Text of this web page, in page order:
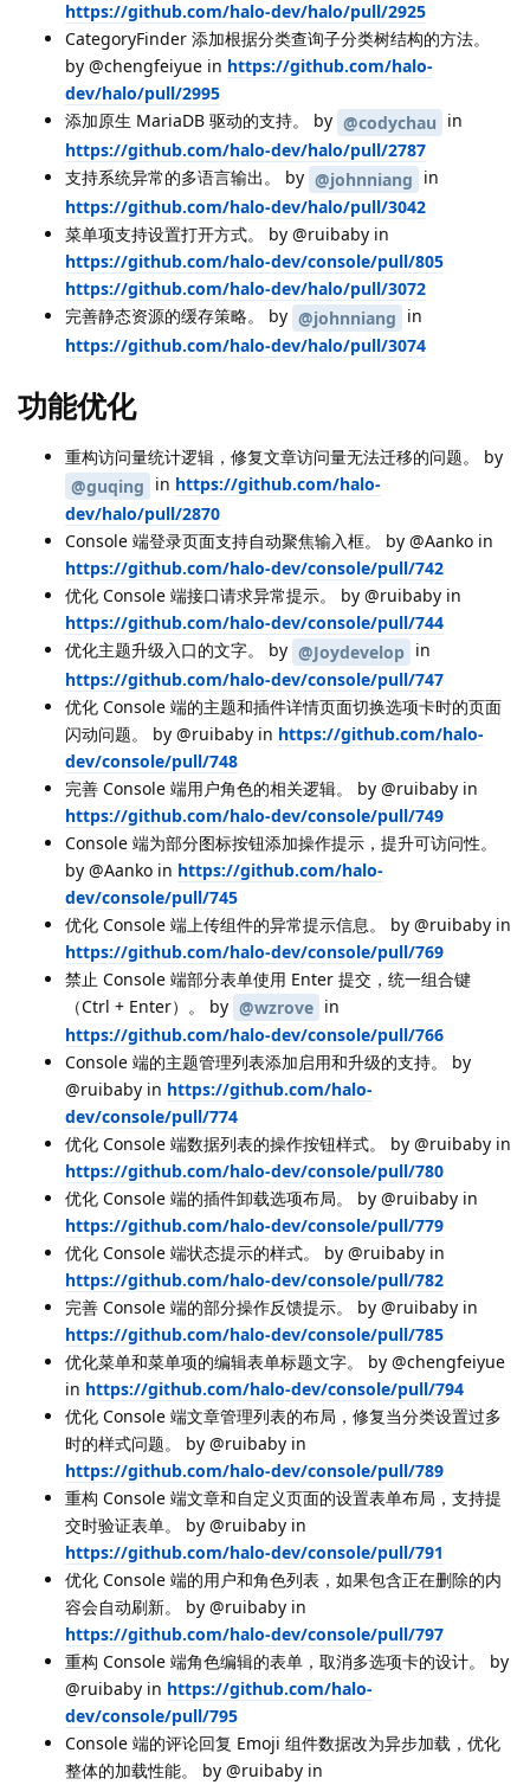
https://github.com/halo-dev/halo/pull/2925
CategoryFinder 添加根据分类查询子分类树结构的方法。
by @chengfeiyue in https://github.com/halo-
dev/halo/pull/2995
添加原生 MariaDB 驱动的支持。 by @codychau in
https://github.com/halo-dev/halo/pull/2787
支持系统异常的多语言输出。 by @johnniang in
https://github.com/halo-dev/halo/pull/3042
菜单项支持设置打开方式。 by @ruibaby in
https://github.com/halo-dev/console/pull/805
https://github.com/halo-dev/halo/pull/3072
完善静态资源的缓存策略。 by @johnniang in
https://github.com/halo-dev/halo/pull/3074
功能优化
重构访问量统计逻辑，修复文章访问量无法迁移的问题。 by
@guqing in https://github.com/halo-
dev/halo/pull/2870
Console 端登录页面支持自动聚焦输入框。 by @Aanko in
https://github.com/halo-dev/console/pull/742
优化 Console 端接口请求异常提示。 by @ruibaby in
https://github.com/halo-dev/console/pull/744
优化主题升级入口的文字。 by @Joydevelop in
https://github.com/halo-dev/console/pull/747
优化 Console 端的主题和插件详情页面切换选项卡时的页面
闪动问题。 by @ruibaby in https://github.com/halo-
dev/console/pull/748
完善 Console 端用户角色的相关逻辑。 by @ruibaby in
https://github.com/halo-dev/console/pull/749
Console 端为部分图标按钮添加操作提示，提升可访问性。
by @Aanko in https://github.com/halo-
dev/console/pull/745
优化 Console 端上传组件的异常提示信息。 by @ruibaby in
https://github.com/halo-dev/console/pull/769
禁止 Console 端部分表单使用 Enter 提交，统一组合键
（Ctrl + Enter）。 by @wzrove in
https://github.com/halo-dev/console/pull/766
Console 端的主题管理列表添加启用和升级的支持。 by
@ruibaby in https://github.com/halo-
dev/console/pull/774
优化 Console 端数据列表的操作按钮样式。 by @ruibaby in
https://github.com/halo-dev/console/pull/780
优化 Console 端的插件卸载选项布局。 by @ruibaby in
https://github.com/halo-dev/console/pull/779
优化 Console 端状态提示的样式。 by @ruibaby in
https://github.com/halo-dev/console/pull/782
完善 Console 端的部分操作反馈提示。 by @ruibaby in
https://github.com/halo-dev/console/pull/785
优化菜单和菜单项的编辑表单标题文字。 by @chengfeiyue
in https://github.com/halo-dev/console/pull/794
优化 Console 端文章管理列表的布局，修复当分类设置过多
时的样式问题。 by @ruibaby in
https://github.com/halo-dev/console/pull/789
重构 Console 端文章和自定义页面的设置表单布局，支持提
交时验证表单。 by @ruibaby in
https://github.com/halo-dev/console/pull/791
优化 Console 端的用户和角色列表，如果包含正在删除的内
容会自动刷新。 by @ruibaby in
https://github.com/halo-dev/console/pull/797
重构 Console 端角色编辑的表单，取消多选项卡的设计。 by
@ruibaby in https://github.com/halo-
dev/console/pull/795
Console 端的评论回复 Emoji 组件数据改为异步加载，优化
整体的加载性能。 by @ruibaby in